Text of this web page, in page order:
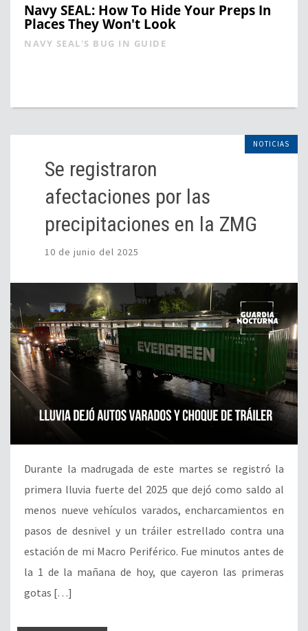
Navy SEAL: How To Hide Your Preps In
Places They Won't Look
NAVY SEAL'S BUG IN GUIDE
NOTICIAS
Se registraron
afectaciones por las
precipitaciones en la ZMG
10 de junio del 2025
Durante la madrugada de este martes se registró la
primera lluvia fuerte del 2025 que dejó como saldo al
menos nueve vehículos varados, encharcamientos en
pasos de desnivel y un tráiler estrellado contra una
estación de mi Macro Periférico. Fue minutos antes de
la 1 de la mañana de hoy, que cayeron las primeras
gotas […]